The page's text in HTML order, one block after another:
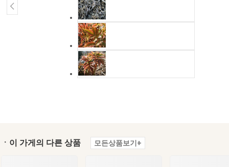
ㆍ이 가게의 다른 상품 모든상품보기+